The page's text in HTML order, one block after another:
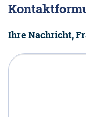
Ihre Nachricht,